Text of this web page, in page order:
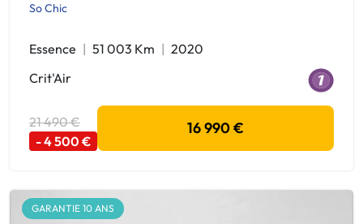
So Chic
Essence 51 003 Km
2020
Crit'Air
21 490 €
- 4 500 €
16 990 €
GARANTIE 10 ANS